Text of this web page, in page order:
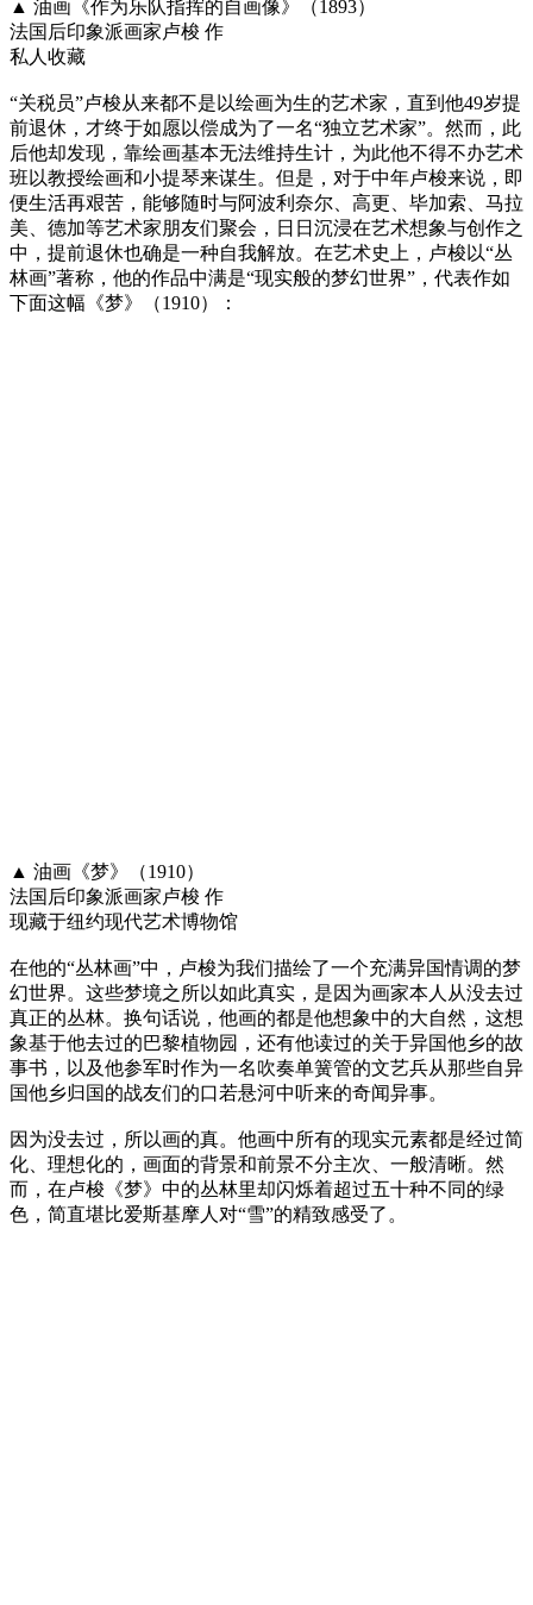
▲ 油画《作为乐队指挥的自画像》（1893）
法国后印象派画家卢梭 作
私人收藏
“关税员”卢梭从来都不是以绘画为生的艺术家，直到他49岁提
前退休，才终于如愿以偿成为了一名“独立艺术家”。然而，此
后他却发现，靠绘画基本无法维持生计，为此他不得不办艺术
班以教授绘画和小提琴来谋生。但是，对于中年卢梭来说，即
便生活再艰苦，能够随时与阿波利奈尔、高更、毕加索、马拉
美、德加等艺术家朋友们聚会，日日沉浸在艺术想象与创作之
中，提前退休也确是一种自我解放。在艺术史上，卢梭以“丛
林画”著称，他的作品中满是“现实般的梦幻世界”，代表作如
下面这幅《梦》（1910）：
▲ 油画《梦》（1910）
法国后印象派画家卢梭 作
现藏于纽约现代艺术博物馆
在他的“丛林画”中，卢梭为我们描绘了一个充满异国情调的梦
幻世界。这些梦境之所以如此真实，是因为画家本人从没去过
真正的丛林。换句话说，他画的都是他想象中的大自然，这想
象基于他去过的巴黎植物园，还有他读过的关于异国他乡的故
事书，以及他参军时作为一名吹奏单簧管的文艺兵从那些自异
国他乡归国的战友们的口若悬河中听来的奇闻异事。
因为没去过，所以画的真。他画中所有的现实元素都是经过简
化、理想化的，画面的背景和前景不分主次、一般清晰。然
而，在卢梭《梦》中的丛林里却闪烁着超过五十种不同的绿
色，简直堪比爱斯基摩人对“雪”的精致感受了。